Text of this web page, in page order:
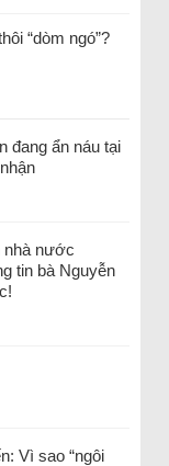
“dòm ngó”?
đang ẩn náu tại
nhà nước
tin bà Nguyễn
Vì sao “ngôi